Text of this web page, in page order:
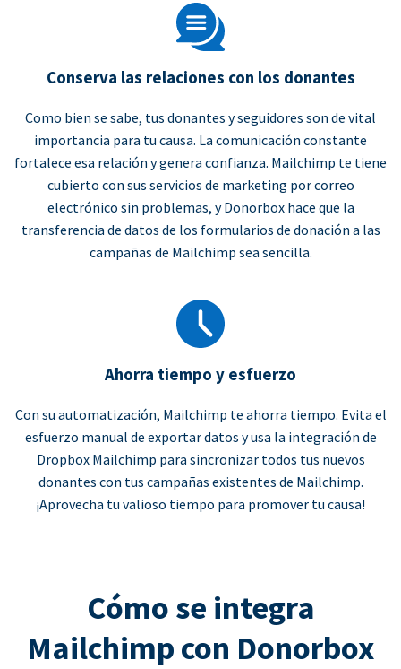
Conserva las relaciones con los donantes
Como bien se sabe, tus donantes y seguidores son de vital
importancia para tu causa. La comunicación constante
fortalece esa relación y genera confianza. Mailchimp te tiene
cubierto con sus servicios de marketing por correo
electrónico sin problemas, y Donorbox hace que la
transferencia de datos de los formularios de donación a las
campañas de Mailchimp sea sencilla.
Ahorra tiempo y esfuerzo
Con su automatización, Mailchimp te ahorra tiempo. Evita el
esfuerzo manual de exportar datos y usa la integración de
Dropbox Mailchimp para sincronizar todos tus nuevos
donantes con tus campañas existentes de Mailchimp.
¡Aprovecha tu valioso tiempo para promover tu causa!
Cómo se integra
Mailchimp con Donorbox